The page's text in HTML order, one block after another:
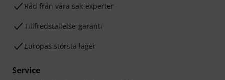
Råd från våra sak-experter
Tillfredställelse-garanti
Europas största lager
Service